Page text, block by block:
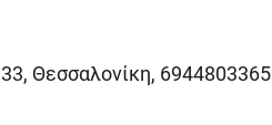
33, Θεσσαλονίκη, 6944803365